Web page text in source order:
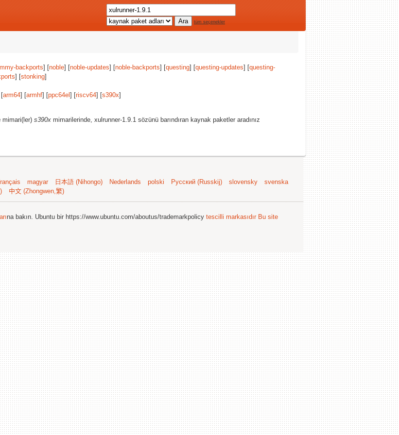
tüm seçenekler
backports] [noble] [noble-updates] [noble-backports] [questing] [questing-updates] [questing-
] [stonking]
arm64] [armhf] [ppc64el ] [riscv64] [s390x]
mimari(ler) s390x mimarilerinde, xulrunner-1.9.1 sözünü barındıran kaynak paketler aradınız
magyar 日本語 (Nihongo) Nederlands polski Русский (Russkij) slovensky
svenska
中文 (Zhongwen,繁)
na bakın. Ubuntu bir https://www.ubuntu.com/aboutus/trademarkpolicy tescilli markasıdır Bu site